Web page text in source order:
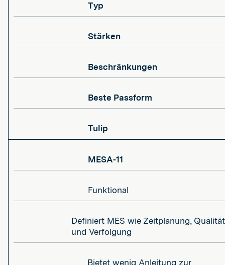
Typ
Stärken
Beschränkungen
Beste Passform
Tulip
MESA-11
Funktional
Definiert MES wie Zeitplanung, Qualität
und Verfolgung
Bietet wenig Anleitung zur